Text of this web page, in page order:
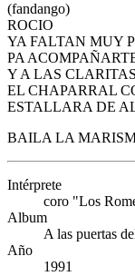
(fandango)
ROCIO
YA FALTAN MUY
PA
Y A LAS
EL CHAPARRAL
ESTALLARA DE
BAILA LA
Intérprete
coro "Los
Album
A las puertas
Año
1991